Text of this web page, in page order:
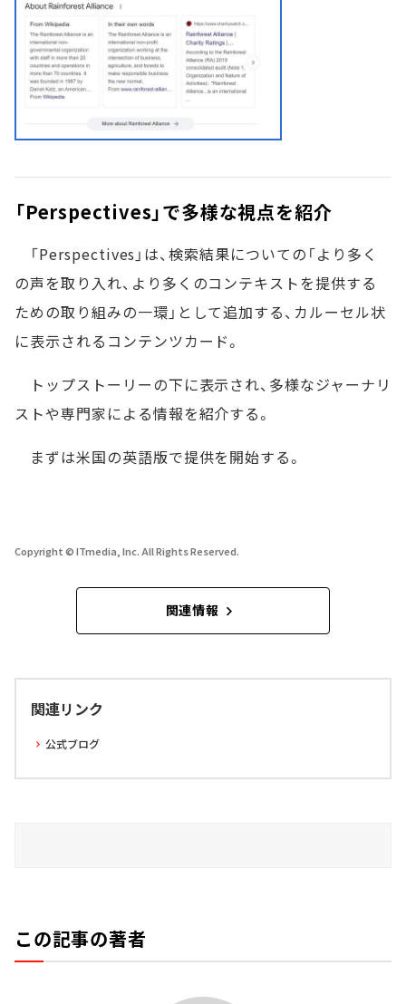
「Perspectives」で多様な視点を紹介
「Perspectives」は、検索結果についての「より多く
の声を取り入れ、より多くのコンテキストを提供する
ための取り組みの一環」として追加する、カルーセル状
に表示されるコンテンツカード。
トップストーリーの下に表示され、多様なジャーナリ
ストや専門家による情報を紹介する。
まずは米国の英語版で提供を開始する。
Copyright © ITmedia, Inc. All Rights Reserved.
関連情報
関連リンク
公式ブログ
この記事の著者